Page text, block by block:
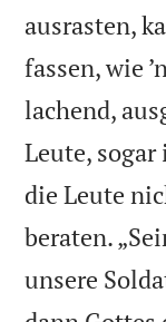
ausrasten,
fassen, wie
lachend,
Leute, sogar
die Leute
beraten.
unsere